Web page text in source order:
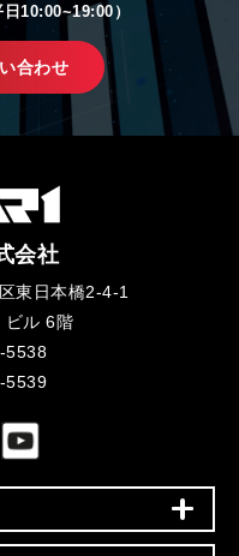
10:00~19:00）
合わせ
会社
東日本橋2-4-1
ル 6階
5538
5539